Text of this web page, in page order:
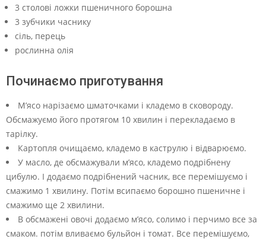
3 столові ложки пшеничного борошна
3 зубчики часнику
сіль, перець
рослинна олія
Починаємо приготування
М’ясо нарізаємо шматочками і кладемо в сковороду.
Обсмажуємо його протягом 10 хвилин і перекладаємо в
тарілку.
Картопля очищаємо, кладемо в каструлю і відварюємо.
У масло, де обсмажували м’ясо, кладемо подрібнену
цибулю. І додаємо подрібнений часник, все перемішуємо і
смажимо 1 хвилину. Потім всипаємо борошно пшеничне і
смажимо ще 2 хвилини.
В обсмажені овочі додаємо м’ясо, солимо і перчимо все за
смаком. потім вливаємо бульйон і томат. Все перемішуємо,